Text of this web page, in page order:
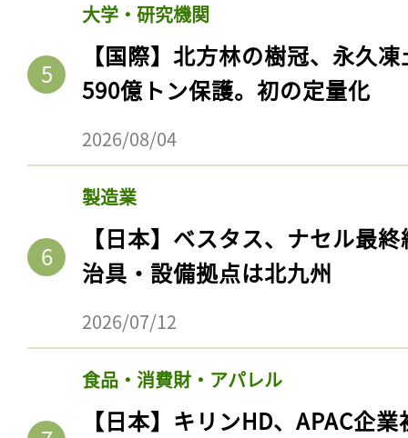
大学・研究機関
【国際】北方林の樹冠、永久
590億トン保護。初の定量化
2026/08/04
製造業
【日本】ベスタス、ナセル最
治具・設備拠点は北九州
2026/07/12
食品・消費財・アパレル
【日本】キリンHD、APAC企